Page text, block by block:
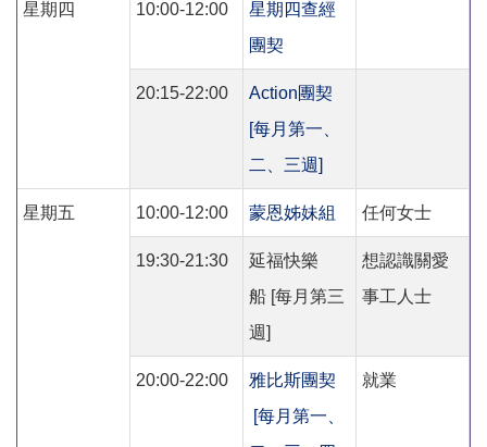
星期四 10:00-12:00
星期四查經
團契
20:15-22:00
Action團契
[每月第一、
二、三週]
星期五 10:00-12:00 蒙恩姊妹組 任何女士
19:30-21:30
延福快樂
船 [每月第三
週]
想認識關愛
事工人士
20:00-22:00
雅比斯團契
[每月第一、
就業